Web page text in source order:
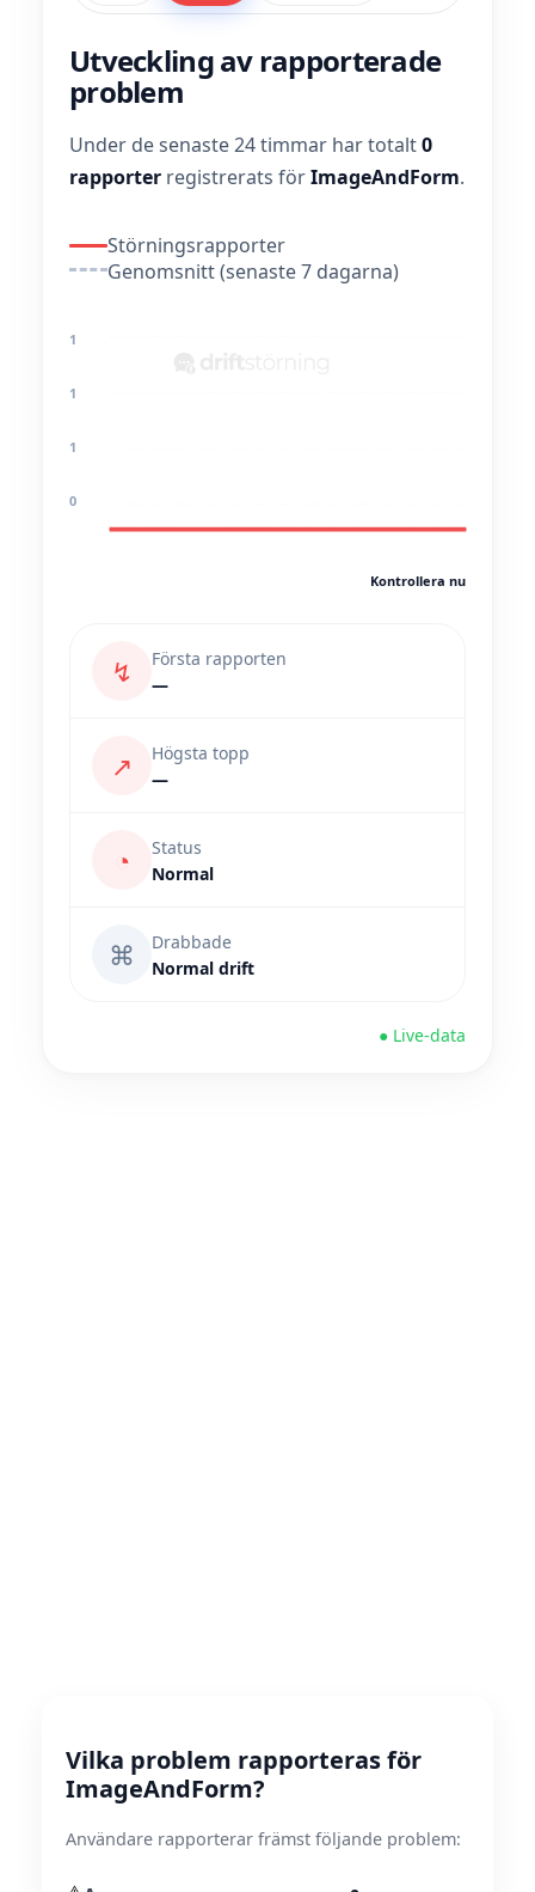
Utveckling av rapporterade
problem
Under de senaste 24 timmar har totalt0
rapporter registrerats förImageAndForm.
Störningsrapporter
Genomsnitt (senaste 7 dagarna)
1
1
1
0
Kontrollera nu
↯
Första rapporten
—
↗
Högsta topp
—
◔
Status
Normal
⌘
Drabbade
Normal drift
● Live-data
Vilka problem rapporteras för
ImageAndForm?
Användare rapporterar främst följande problem: